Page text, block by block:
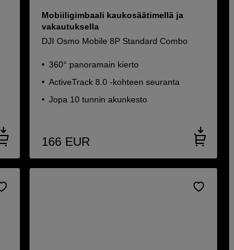
Mobiiligimbaali kaukosäätimellä ja
vakautuksella
DJI Osmo Mobile 8P Standard Combo
360° panoramain kierto
ActiveTrack 8.0 -kohteen seuranta
Jopa 10 tunnin akunkesto
166 EUR